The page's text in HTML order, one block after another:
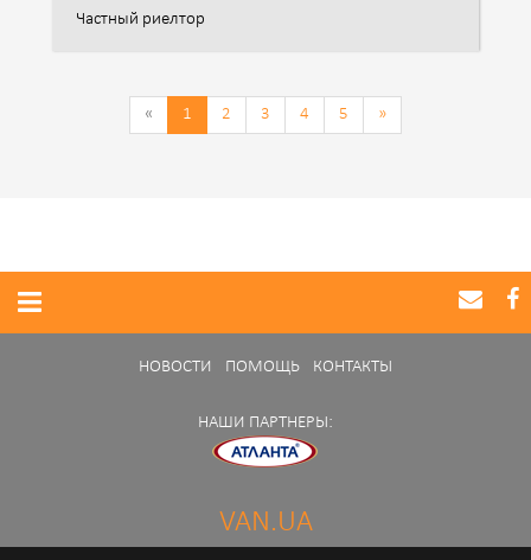
Частный риелтор
« 1 2 3 4 5 »
НОВОСТИ ПОМОЩЬ КОНТАКТЫ
НАШИ ПАРТНЕРЫ:
VAN.UA